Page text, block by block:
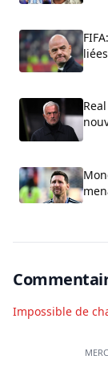
Impossible de